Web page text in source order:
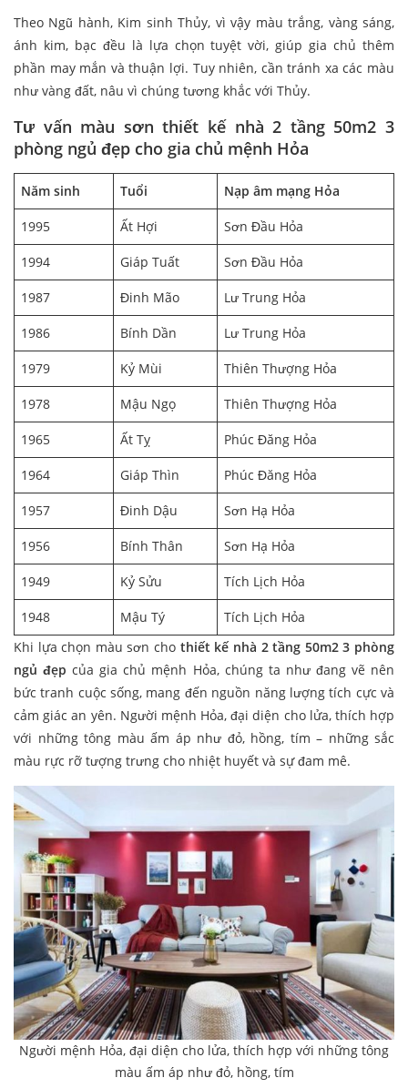
Theo Ngũ hành, Kim sinh Thủy, vì vậy màu trắng, vàng sáng,
ánh kim, bạc đều là lựa chọn tuyệt vời, giúp gia chủ thêm
phần may mắn và thuận lợi. Tuy nhiên, cần tránh xa các màu
như vàng đất, nâu vì chúng tương khắc với Thủy.
Tư vấn màu sơnthiết kế nhà 2 tầng 50m2 3
phòng ngủ đẹp cho gia chủ mệnh Hỏa
Năm sinh Tuổi Nạp âm mạng Hỏa
1995 Ất Hợi Sơn Đầu Hỏa
1994 Giáp Tuất Sơn Đầu Hỏa
1987 Đinh Mão Lư Trung Hỏa
1986 Bính Dần Lư Trung Hỏa
1979 Kỷ Mùi Thiên Thượng Hỏa
1978 Mậu Ngọ Thiên Thượng Hỏa
1965 Ất Tỵ Phúc Đăng Hỏa
1964 Giáp Thìn Phúc Đăng Hỏa
1957 Đinh Dậu Sơn Hạ Hỏa
1956 Bính Thân Sơn Hạ Hỏa
1949 Kỷ Sửu Tích Lịch Hỏa
1948 Mậu Tý
Tích Lịch Hỏa
Khi lựa chọn màu sơn cho thiết kế nhà 2 tầng 50m2 3 phòng
ngủ đẹpcủa gia chủ mệnh Hỏa, chúng ta như đang vẽ nên
bức tranh cuộc sống, mang đến nguồn năng lượng tích cực và
cảm giác an yên. Người mệnh Hỏa, đại diện cho lửa, thích hợp
với những tông màu ấm áp như đỏ, hồng, tím – những sắc
màu rực rỡ tượng trưng cho nhiệt huyết và sự đam mê.
Người mệnh Hỏa, đại diện cho lửa, thích hợp với những tông
màu ấm áp như đỏ, hồng, tím